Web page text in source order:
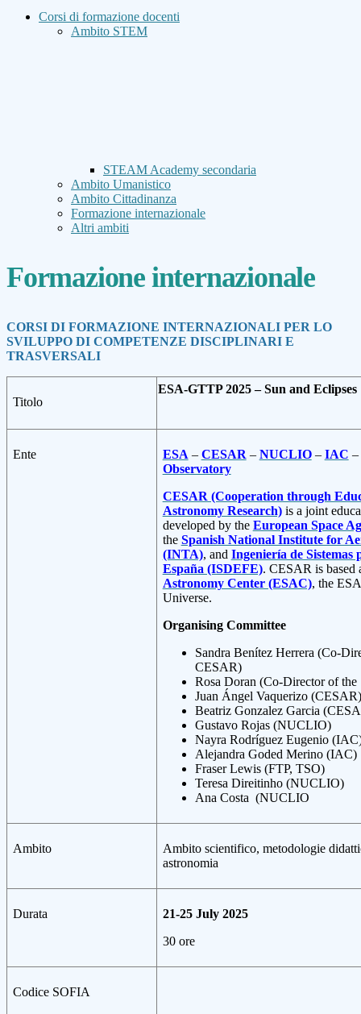
Corsi di formazione docenti
Ambito STEM
STEAM Academy secondaria
Ambito Umanistico
Ambito Cittadinanza
Formazione internazionale
Altri ambiti
Formazione internazionale
CORSI DI FORMAZIONE INTERNAZIONALI PER LO
SVILUPPO DI COMPETENZE DISCIPLINARI E
TRASVERSALI
Titolo
ESA-GTTP 2025 – Sun and Eclipses
Ente ESA – CESAR – NUCLIO– IAC –
Observatory
CESAR (Cooperation through
Astronomy Research)is a joint
developed by the European Space
the Spanish National Institute for
(INTA), and Ingeniería de Sistemas
España (ISDEFE). CESAR is based
Astronomy Center (ESAC), the
Universe.
Organising Committee
Sandra Benítez Herrera (Co-
CESAR)
Rosa Doran (Co-Director of
Juan Ángel Vaquerizo (CESAR)
Beatriz Gonzalez Garcia
Gustavo Rojas (NUCLIO)
Nayra Rodríguez Eugenio
Alejandra Goded Merino (IAC)
Fraser Lewis (FTP, TSO)
Teresa Direitinho (NUCLIO)
Ana Costa (NUCLIO
Ambito
Ambito scientifico, metodologie
astronomia
Durata
21-25 July 2025
30 ore
Codice SOFIA